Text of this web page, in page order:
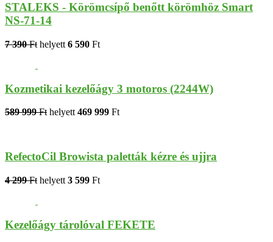
STALEKS - Körömcsípő benőtt körömhöz Smart
NS-71-14
7 390 Ft helyett 6 590 Ft
Kozmetikai kezelőágy 3 motoros (2244W)
589 999 Ft helyett 469 999 Ft
RefectoCil Browista paletták kézre és ujjra
4 299 Ft helyett 3 599 Ft
Kezelőágy tárolóval FEKETE